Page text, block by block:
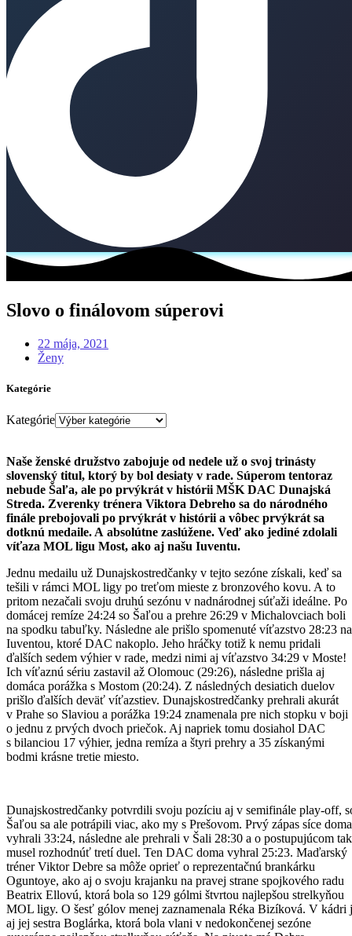
Slovo o finálovom súperovi
22 mája, 2021
Ženy
Kategórie
Kategórie
Naše ženské družstvo zabojuje od nedele už o svoj trinásty
slovenský titul, ktorý by bol desiaty v rade. Súperom tentoraz
nebude Šaľa, ale po prvýkrát v histórii MŠK DAC Dunajská
Streda. Zverenky trénera Viktora Debreho sa do národného
finále prebojovali po prvýkrát v histórii a vôbec prvýkrát sa
dotknú medaile. A absolútne zaslúžene. Veď ako jediné zdolali
víťaza MOL ligu Most, ako aj našu Iuventu.
Jednu medailu už Dunajskostredčanky v tejto sezóne získali, keď sa
tešili v rámci MOL ligy po treťom mieste z bronzového kovu. A to
pritom nezačali svoju druhú sezónu v nadnárodnej súťaži ideálne. Po
domácej remíze 24:24 so Šaľou a prehre 26:29 v Michalovciach boli
na spodku tabuľky. Následne ale prišlo spomenuté víťazstvo 28:23
Iuventou, ktoré DAC nakoplo. Jeho hráčky totiž k nemu pridali
ďalších sedem výhier v rade, medzi nimi aj víťazstvo 34:29 v Moste!
Ich víťaznú sériu zastavil až Olomouc (29:26), následne prišla aj
domáca porážka s Mostom (20:24). Z následných desiatich duelov
prišlo ďalších deväť víťazstiev. Dunajskostredčanky prehrali akurát
v Prahe so Slaviou a porážka 19:24 znamenala pre nich stopku v boji
o jednu z prvých dvoch priečok. Aj napriek tomu dosiahol DAC
s bilanciou 17 výhier, jedna remíza a štyri prehry a 35 získanými
bodmi krásne tretie miesto.
Dunajskostredčanky potvrdili svoju pozíciu aj v semifinále play-off,
Šaľou sa ale potrápili viac, ako my s Prešovom. Prvý zápas síce doma
vyhrali 33:24, následne ale prehrali v Šali 28:30 a o postupujúcom tak
musel rozhodnúť tretí duel. Ten DAC doma vyhral 25:23. Maďarský
tréner Viktor Debre sa môže oprieť o reprezentačnú brankárku
Oguntoye, ako aj o svoju krajanku na pravej strane spojkového radu
Beatrix Ellovú, ktorá bola so 129 gólmi štvrtou najlepšou strelkyňou
MOL ligy. O šesť gólov menej zaznamenala Réka Bizíková. V kádri
aj jej sestra Boglárka, ktorá bola vlani v nedokončenej sezóne